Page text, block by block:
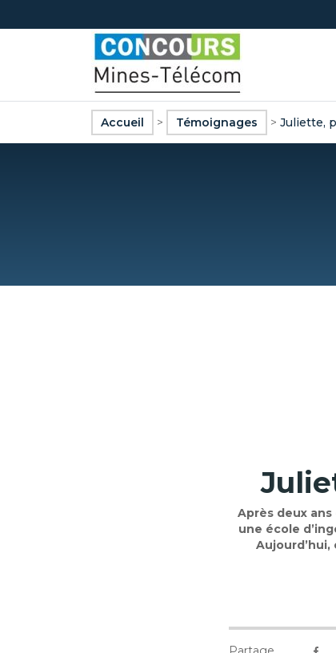
Accueil > Témoignages > Juliette,
Après deux
une école